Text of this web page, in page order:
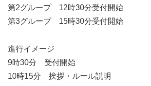
第2グループ 12時30分受付開始
第3グループ 15時30分受付開始
進行イメージ
9時30分 受付開始
10時15分 挨拶・ルール説明